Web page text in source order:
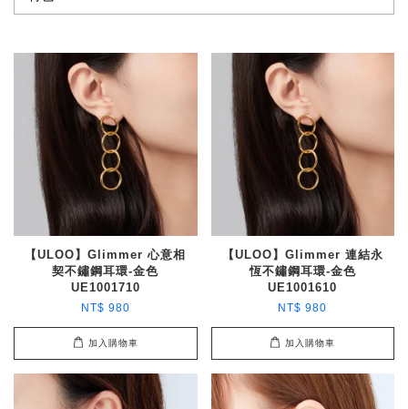
【ULOO】Glimmer 心意相
契不鏽鋼耳環-金色
UE1001710
NT$ 980
加入購物車
【ULOO】Glimmer 連結永
恆不鏽鋼耳環-金色
UE1001610
NT$ 980
加入購物車